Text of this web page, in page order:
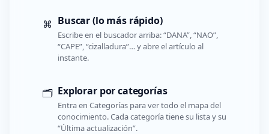
⌘ Buscar (lo más rápido)
Escribe en el buscador arriba: “DANA”, “NAO”,
“CAPE”, “cizalladura”… y abre el artículo al
instante.
🗂️ Explorar por categorías
Entra en Categorías para ver todo el mapa del
conocimiento. Cada categoría tiene su lista y su
“Última actualización”.